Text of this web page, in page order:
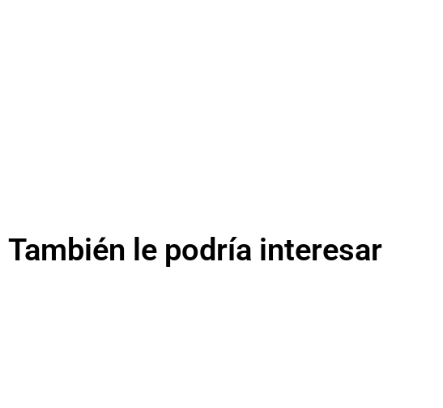
También le podría interesar